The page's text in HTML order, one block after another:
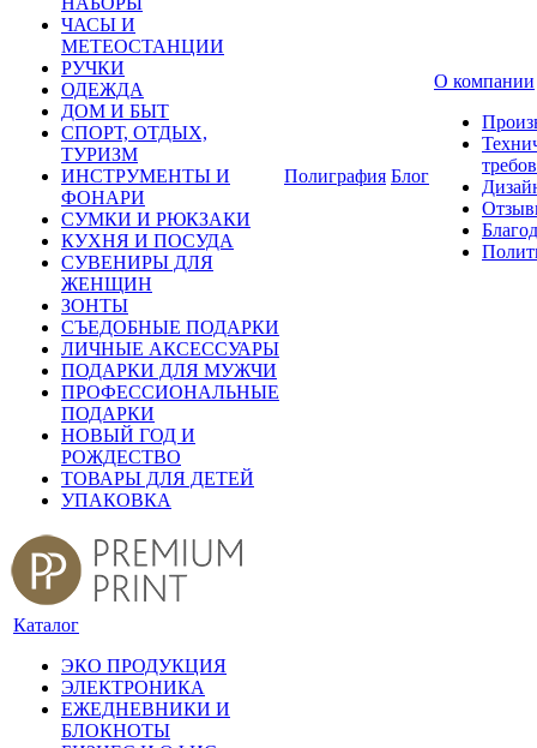
ЧАСЫ И
МЕТЕОСТАНЦИИ
РУЧКИ
ОДЕЖДА
ДОМ И БЫТ
СПОРТ, ОТДЫХ,
ТУРИЗМ
ИНСТРУМЕНТЫ И
ФОНАРИ
СУМКИ И РЮКЗАКИ
КУХНЯ И ПОСУДА
СУВЕНИРЫ ДЛЯ
ЖЕНЩИН
ЗОНТЫ
СЪЕДОБНЫЕ ПОДАРКИ
ЛИЧНЫЕ АКСЕССУАРЫ
ПОДАРКИ ДЛЯ МУЖЧИ
ПРОФЕССИОНАЛЬНЫЕ
ПОДАРКИ
НОВЫЙ ГОД И
РОЖДЕСТВО
ТОВАРЫ ДЛЯ ДЕТЕЙ
УПАКОВКА
Полиграфия Блог
О компании
Каталог
ЭКО ПРОДУКЦИЯ
ЭЛЕКТРОНИКА
ЕЖЕДНЕВНИКИ И
БЛОКНОТЫ